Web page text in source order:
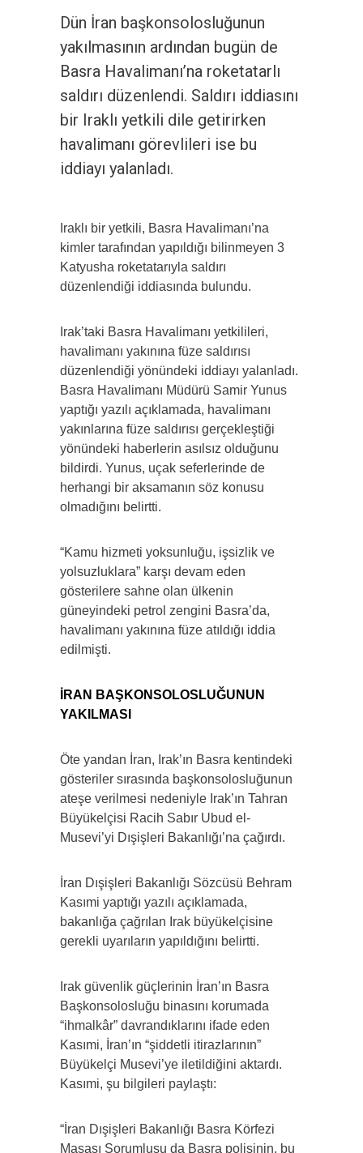
Dün İran başkonsolosluğunun
yakılmasının ardından bugün de
Basra Havalimanı’na roketatarlı
saldırı düzenlendi. Saldırı iddiasını
bir Iraklı yetkili dile getirirken
havalimanı görevlileri ise bu
iddiayı yalanladı.
Iraklı bir yetkili, Basra Havalimanı’na
kimler tarafından yapıldığı bilinmeyen 3
Katyusha roketatarıyla saldırı
düzenlendiği iddiasında bulundu.
Irak’taki Basra Havalimanı yetkilileri,
havalimanı yakınına füze saldırısı
düzenlendiği yönündeki iddiayı yalanladı.
Basra Havalimanı Müdürü Samir Yunus
yaptığı yazılı açıklamada, havalimanı
yakınlarına füze saldırısı gerçekleştiği
yönündeki haberlerin asılsız olduğunu
bildirdi. Yunus, uçak seferlerinde de
herhangi bir aksamanın söz konusu
olmadığını belirtti.
“Kamu hizmeti yoksunluğu, işsizlik ve
yolsuzluklara” karşı devam eden
gösterilere sahne olan ülkenin
güneyindeki petrol zengini Basra’da,
havalimanı yakınına füze atıldığı iddia
edilmişti.
İRAN BAŞKONSOLOSLUĞUNUN
YAKILMASI
Öte yandan İran, Irak’ın Basra kentindeki
gösteriler sırasında başkonsolosluğunun
ateşe verilmesi nedeniyle Irak’ın Tahran
Büyükelçisi Racih Sabır Ubud el-
Musevi’yi Dışişleri Bakanlığı’na çağırdı.
İran Dışişleri Bakanlığı Sözcüsü Behram
Kasımi yaptığı yazılı açıklamada,
bakanlığa çağrılan Irak büyükelçisine
gerekli uyarıların yapıldığını belirtti.
Irak güvenlik güçlerinin İran’ın Basra
Başkonsolosluğu binasını korumada
“ihmalkâr” davrandıklarını ifade eden
Kasımi, İran’ın “şiddetli itirazlarının”
Büyükelçi Musevi’ye iletildiğini aktardı.
Kasımi, şu bilgileri paylaştı:
“İran Dışişleri Bakanlığı Basra Körfezi
Masası Sorumlusu da Basra polisinin, bu